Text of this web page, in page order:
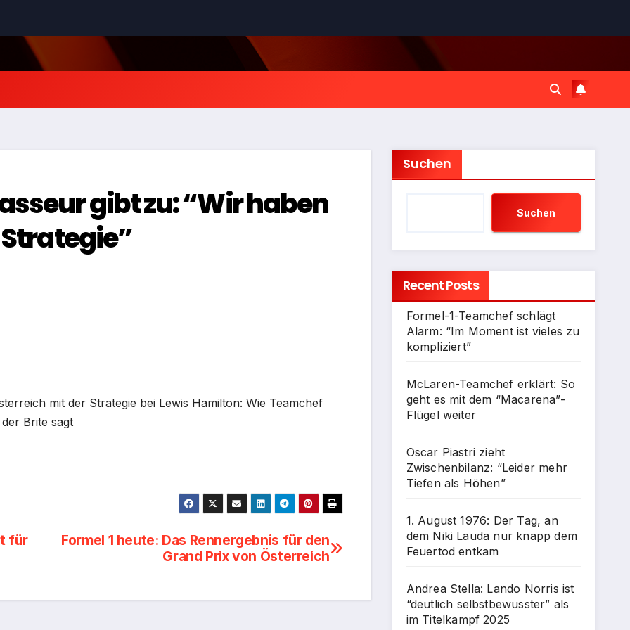
gibt zu: “Wir haben
mit der Strategie bei Lewis Hamilton: Wie Teamchef
Brite sagt
Formel 1 heute: Das Rennergebnis für den
Grand Prix von Österreich
für
Suchen
Suchen
Recent Posts
Formel-1-Teamchef schlägt
Alarm: “Im Moment ist vieles zu
kompliziert”
McLaren-Teamchef erklärt: So
geht es mit dem “Macarena”-
Flügel weiter
Oscar Piastri zieht
Zwischenbilanz: “Leider mehr
Tiefen als Höhen”
1. August 1976: Der Tag, an
dem Niki Lauda nur knapp dem
Feuertod entkam
Andrea Stella: Lando Norris ist
“deutlich selbstbewusster” als
im Titelkampf 2025